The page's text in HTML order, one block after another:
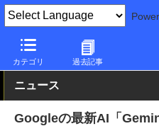
カテゴリ 過去記事
PC Watch 市場 AI
ニュース
Googleの最新AI「